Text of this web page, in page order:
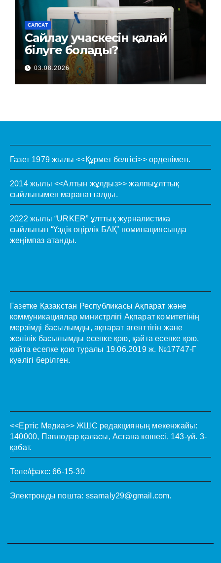
САЯСАТ
Сайлау учаскесін қалай
білуге болады?
03.08.2026
Газет 1979 жылы <<Құрмет белгісі>> орденімен.
2014 жылы <<Алтын жұлдыз>> жалпыұлттық
сыйлығымен марапатталды.
2022 жылы “URKER” ұлттық журналистика
сыйлығын “Үздік өңірлік БАҚ” номинациясында
жеңімпаз атанды.
Газетке Қазақстан Республикасы Ақпарат және
коммуникациялар министрлігі Ақпарат комитетінің
мерзімді басылымды, ақпарат агенттігін және
желілік басылымды есепке қою, қайта есепке қою,
қайта есепке қою туралы 19.06.2019 ж. №17747-Г
куәлігі берілген.
<<Ертіс Медиа>> ЖШС редакцияның мекенжайы:
140000, Павлодар қаласы, Астана көшесі, 143-үй. 3-
қабат.
Теле/факс: 66-15-30
Электронды пошта: ssamaly29@gmail.com.